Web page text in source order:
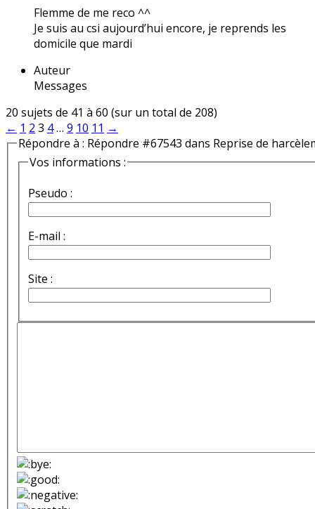
Flemme de me reco ^^
Je suis au csi aujourd’hui encore, je reprends les
domicile que mardi
Auteur
Messages
20 sujets de 41 à 60 (sur un total de 208)
← 1 2 3 4… 9 10 11 →
Répondre à : Répondre #67543 dans Reprise de
Vos informations :
Pseudo :
E-mail :
Site :